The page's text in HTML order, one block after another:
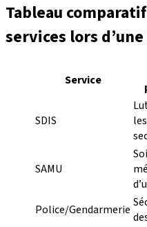
Tableau
services lors
Service
SDIS
SAMU
Police/Gendarmerie